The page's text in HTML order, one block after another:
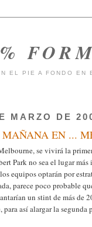
EL PIE A FONDO EN
MARZO DE
EN ...
se vivirá la
Park no sea el lugar
equipos optarán por
parece poco probable
un stint de más de
así alargar la